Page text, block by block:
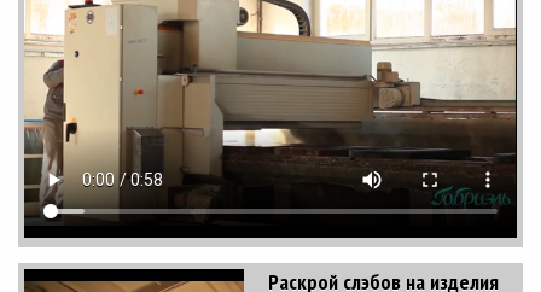
Раскрой слэбов на изделия